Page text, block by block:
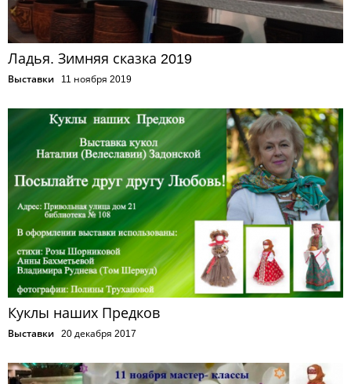
Ладья. Зимняя сказка 2019
Выставки 11 ноября 2019
Куклы наших Предков
Выставки 20 декабря 2017